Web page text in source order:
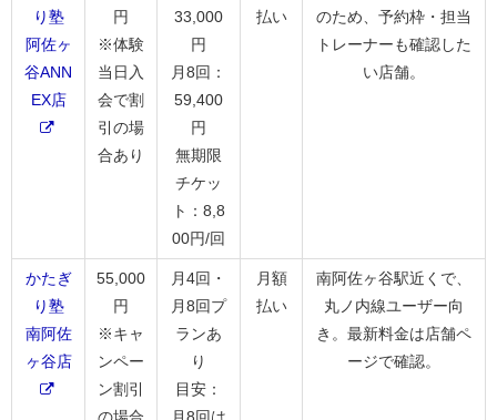
り塾
阿佐ヶ
谷ANN
EX店
円
※体験
当日入
会で割
引の場
合あり
33,000
円
月8回：
59,400
円
無期限
チケッ
ト：8,8
00円/回
払い
のため、予約枠・担当
トレーナーも確認した
い店舗。
かたぎ
り塾
南阿佐
ヶ谷店
55,000
円
※キャ
ンペー
ン割引
月4回・
月8回プ
ランあ
り
目安：
月額
払い
南阿佐ヶ谷駅近くで、
丸ノ内線ユーザー向
き。最新料金は店舗ペ
ージで確認。